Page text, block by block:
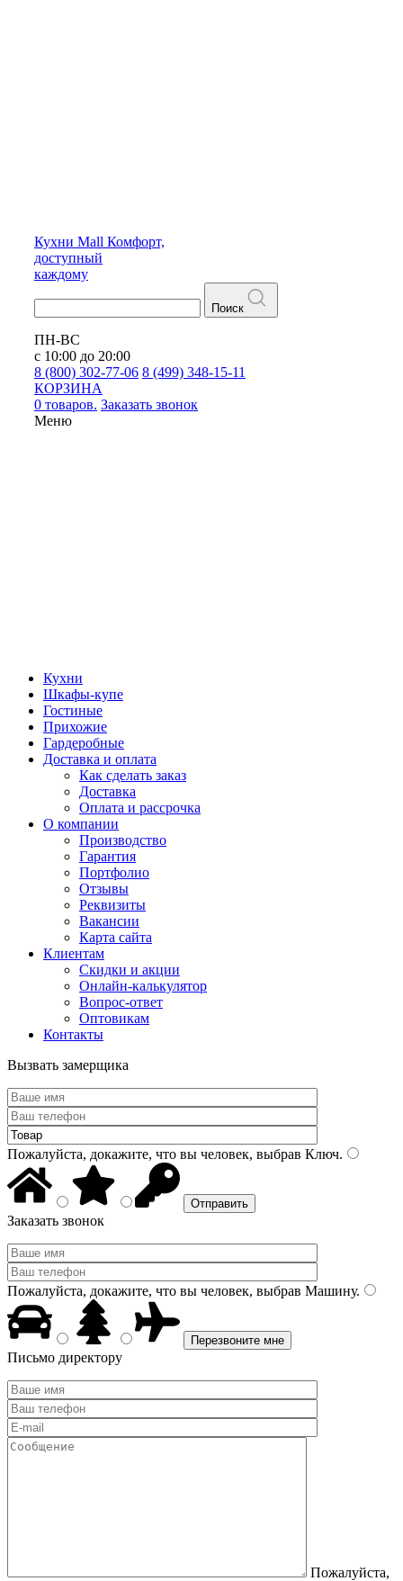
Кухни Mall Комфорт,
доступный
каждому
Поиск
ПН-ВС
с 10:00 до 20:00
8 (800) 302-77-06 8 (499) 348-15-11
КОРЗИНА
0 товаров. Заказать звонок
Меню
Кухни
Шкафы-купе
Гостиные
Прихожие
Гардеробные
Доставка и оплата
Как сделать заказ
Доставка
Оплата и рассрочка
О компании
Производство
Гарантия
Портфолио
Отзывы
Реквизиты
Вакансии
Карта сайта
Клиентам
Скидки и акции
Онлайн-калькулятор
Вопрос-ответ
Оптовикам
Контакты
Вызвать замерщика
Пожалуйста, докажите, что вы человек, выбрав Ключ.
Заказать звонок
Пожалуйста, докажите, что вы человек, выбрав Машину.
Письмо директору
Пожалуйста,